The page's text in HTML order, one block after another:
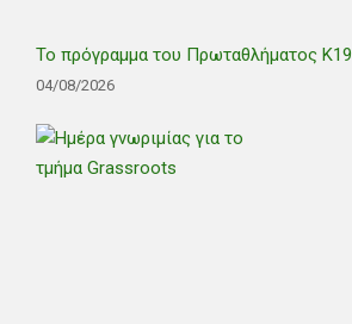
Το πρόγραμμα του Πρωταθλήματος Κ19
04/08/2026